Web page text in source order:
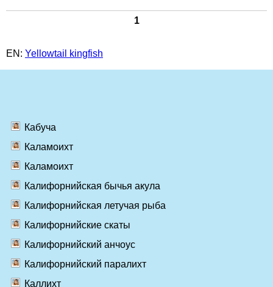
1
EN: Yellowtail kingfish
Кабуча
Каламоихт
Каламоихт
Калифорнийская бычья акула
Калифорнийская летучая рыба
Калифорнийские скаты
Калифорнийский анчоус
Калифорнийский паралихт
Каллихт